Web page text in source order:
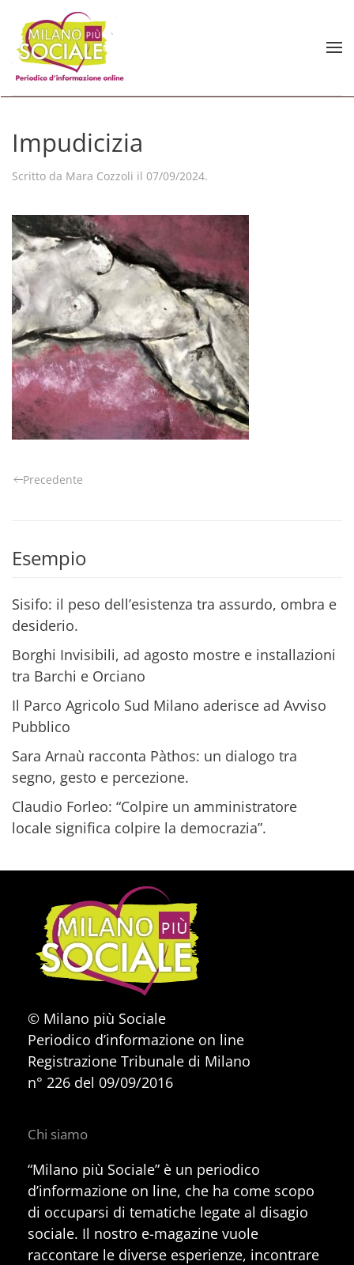
Skip to main content
Impudicizia
Scritto da Mara Cozzoli il 07/09/2024.
Precedente
Esempio
Sisifo: il peso dell’esistenza tra assurdo, ombra e
desiderio.
Borghi Invisibili, ad agosto mostre e installazioni
tra Barchi e Orciano
Il Parco Agricolo Sud Milano aderisce ad Avviso
Pubblico
Sara Arnaù racconta Pàthos: un dialogo tra
segno, gesto e percezione.
Claudio Forleo: “Colpire un amministratore
locale significa colpire la democrazia”.
© Milano più Sociale
Periodico d’informazione on line
Registrazione Tribunale di Milano
n° 226 del 09/09/2016
Chi siamo
“Milano più Sociale” è un periodico
d’informazione on line, che ha come scopo
di occuparsi di tematiche legate al disagio
sociale. Il nostro e-magazine vuole
raccontare le diverse esperienze, incontrare